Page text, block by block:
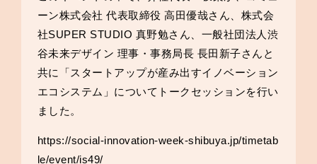
ーン株式会社 代表取締役 高田優哉さん、株式会
社SUPER STUDIO 真野勉さん、一般社団法人渋
谷未来デザイン 理事・事務局長 長田新子さんと
共に「スタートアップが産み出すイノベーション
エコシステム」についてトークセッションを行い
ました。
https://social-innovation-week-shibuya.jp/timetab
le/event/is49/